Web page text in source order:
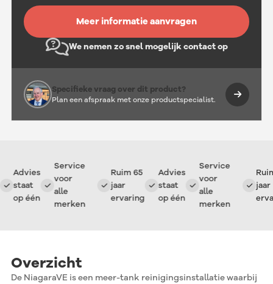
Meer informatie aanvragen
We nemen zo snel mogelijk contact op
Specifieke vraag over dit product?
Plan een afspraak met onze productspecialist.
Advies
staat
op één
Service
voor
alle
merken
Ruim 65
jaar
ervaring
Advies
staat
op één
Service
voor
alle
merken
Ruim
jaar
Overzicht
De NiagaraVE is een meer-tank reinigingsinstallatie waarbij